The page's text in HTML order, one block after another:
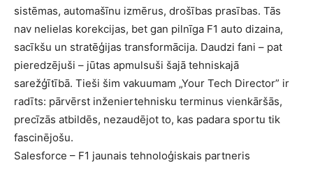
sistēmas, automašīnu izmērus, drošības prasības. Tās
nav nelielas korekcijas, bet gan pilnīga F1 auto dizaina,
sacīkšu un stratēģijas transformācija. Daudzi fani – pat
pieredzējuši – jūtas apmulsuši šajā tehniskajā
sarežģītībā. Tieši šim vakuumam „Your Tech Director” ir
radīts: pārvērst inženiertehnisku terminus vienkāršās,
precīzās atbildēs, nezaudējot to, kas padara sportu tik
fascinējošu.
Salesforce – F1 jaunais tehnoloģiskais partneris